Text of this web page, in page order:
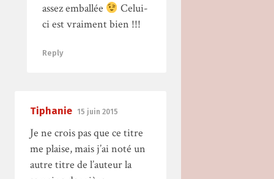
assez emballée
Celui-
ci est vraiment bien !!!
Reply
Tiphanie 15 juin 2015
Je ne crois pas que ce titre
me plaise, mais j’ai noté un
autre titre de l’auteur la